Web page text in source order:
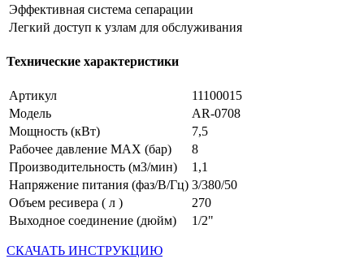
Эффективная система сепарации
Легкий доступ к узлам для обслуживания
Технические характеристики
Артикул
11100015
Модель
АR-0708
Мощность (кВт)
7,5
Рабочее давление MAX (бар)
8
Производительность (м3/мин)
1,1
Напряжение питания (фаз/В/Гц) 3/380/50
Объем ресивера ( л )
270
Выходное соединение (дюйм)
1/2"
СКАЧАТЬ ИНСТРУКЦИЮ